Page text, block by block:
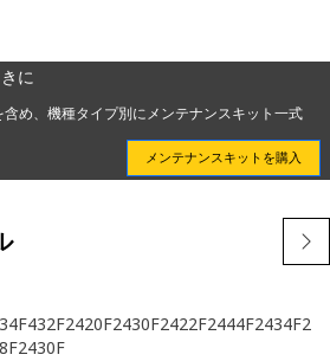
るオーナーズ マニュアルを参照する
にお問い合わせください。
に
め、機種タイプ別にメンテナンスキット一式
メンテナンスキットを購入
432F2420F2430F2422F2444F2434F2
430F